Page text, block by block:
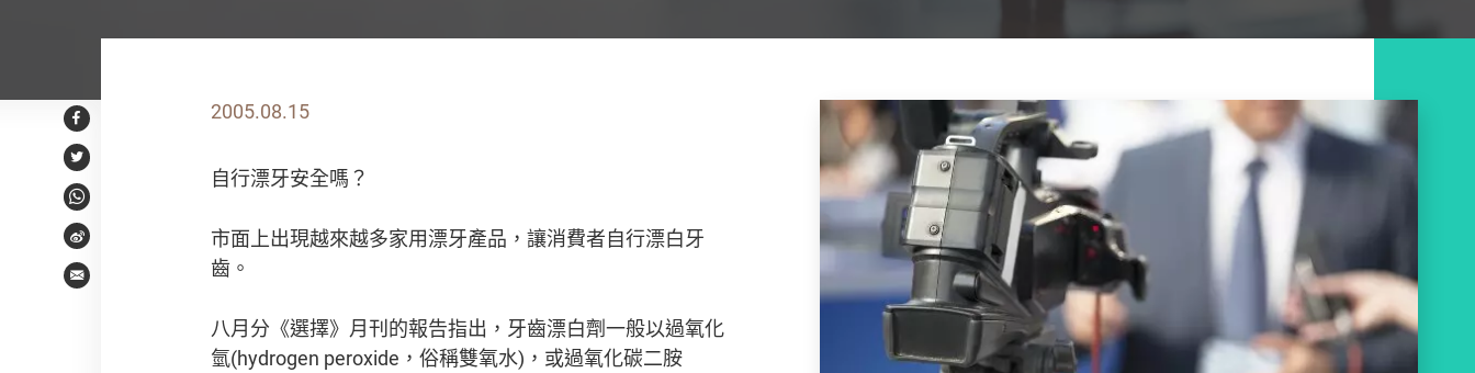
Facebook
Twitter
WhatsApp
Weibo
Email
2005.08.15
自行漂牙安全嗎？
市面上出現越來越多家用漂牙產品，讓消費者自行漂白牙
齒。
八月分《選擇》月刊的報告指出，牙齒漂白劑一般以過氧化
氫(hydrogen peroxide，俗稱雙氧水)，或過氧化碳二胺